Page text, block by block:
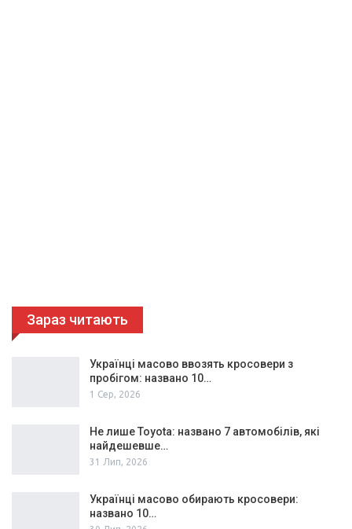
Зараз читають
Українці масово ввозять кросовери з
пробігом: названо 10…
1 Сер, 2026
Не лише Toyota: названо 7 автомобілів, які
найдешевше…
31 Лип, 2026
Українці масово обирають кросовери:
названо 10…